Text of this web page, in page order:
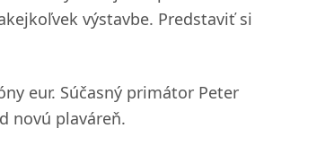
výstavbe. Predstaviť si
eur. Súčasný primátor Peter
novú plaváreň.